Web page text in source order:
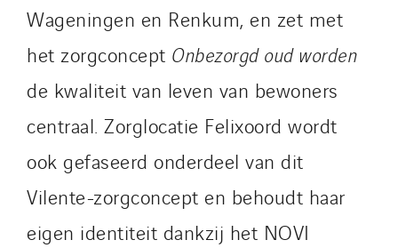
Wageningen en Renkum, en zet met
het zorgconcept Onbezorgd oud worden
de kwaliteit van leven van bewoners
centraal. Zorglocatie Felixoord wordt
ook gefaseerd onderdeel van dit
Vilente-zorgconcept en behoudt haar
eigen identiteit dankzij het NOVI
Tiab
TranzCom
Travesset Beziers
Tunzini Antilles
Tunzini Grand Ouest
Tunzini Maintenance Nucléaire
TUNZINI Nucléaire
Tunzini Paris